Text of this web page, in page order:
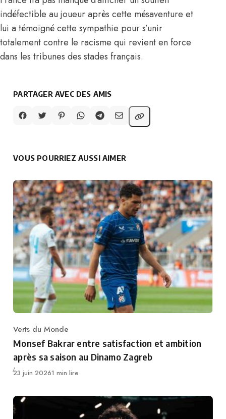
indéfectible au joueur après cette mésaventure et
lui a témoigné cette sympathie pour s’unir
totalement contre le racisme qui revient en force
dans les tribunes des stades français.
PARTAGER AVEC DES AMIS
VOUS POURRIEZ AUSSI AIMER
Category
Verts du Monde
Monsef Bakrar entre satisfaction et ambition
après sa saison au Dinamo Zagreb
Publié
23 juin 20261 min lire